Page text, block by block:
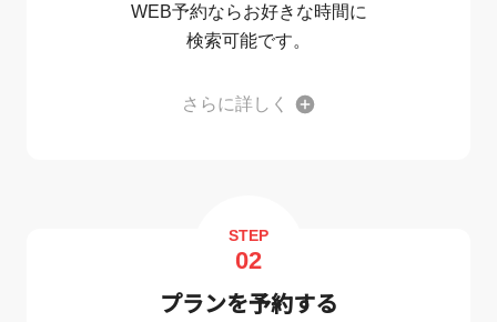
WEB予約ならお好きな時間に
検索可能です。
さらに詳しく
STEP
02
プランを予約する